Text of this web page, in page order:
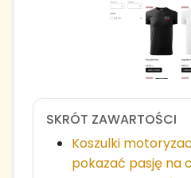
SKRÓT ZAWARTOŚCI
Koszulki
pokazać pasję na